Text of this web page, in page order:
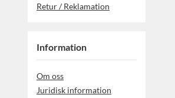
Retur / Reklamation
Information
Om oss
Juridisk information